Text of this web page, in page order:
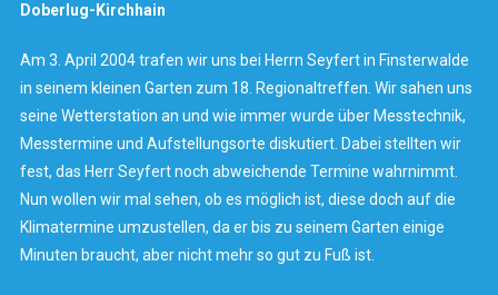
Doberlug-Kirchhain
Am 3. April 2004 trafen wir uns bei Herrn Seyfert in Finsterwalde
in seinem kleinen Garten zum 18. Regionaltreffen. Wir sahen uns
seine Wetterstation an und wie immer wurde über Messtechnik,
Messtermine und Aufstellungsorte diskutiert. Dabei stellten wir
fest, das Herr Seyfert noch abweichende Termine wahrnimmt.
Nun wollen wir mal sehen, ob es möglich ist, diese doch auf die
Klimatermine umzustellen, da er bis zu seinem Garten einige
Minuten braucht, aber nicht mehr so gut zu Fuß ist.